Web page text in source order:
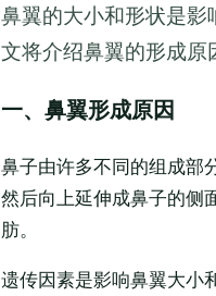
鼻翼的大小和形状是
文将介绍鼻翼的形成原
一、鼻翼形成原因
鼻子由许多不同的组成部
然后向上延伸成鼻子的侧
肪。
遗传因素是影响鼻翼大小